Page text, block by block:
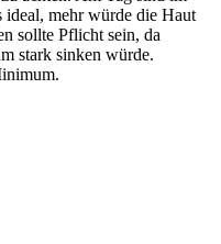
ideal, mehr würde die Haut
sollte Pflicht sein, da
stark sinken würde.